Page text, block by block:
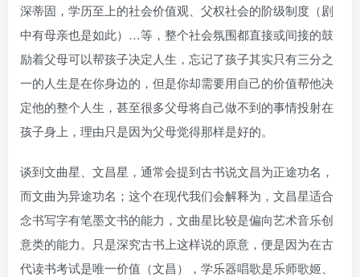
深蒂固，学历至上的社会价值观、父权社会的阶级制度（剧
中有母亲也是如此）…等，整个社会氛围都直接或间接的鼓
励着父母可以帮孩子决定人生，忘记了孩子其实只有三分之
一的人生是在你身边的，但是你却需要用自己的价值帮他决
定他的整个人生，甚至很多父母将自己做不到的事情投射在
孩子身上，理由只是因为父母觉得那样是好的。
谈到文曲星、文昌星，通常会提到古书说文昌为正途功名，
而文曲为异途功名；这个在现代我们会解释为，文昌星适合
念书写字有笔墨文书的能力，文曲星比较是偏向艺术音乐创
意类的能力。只是深究古书上这样说的原意，便是因为在古
代读书考试是唯一价值（文昌），学乐器唱歌是乐师歌姬、